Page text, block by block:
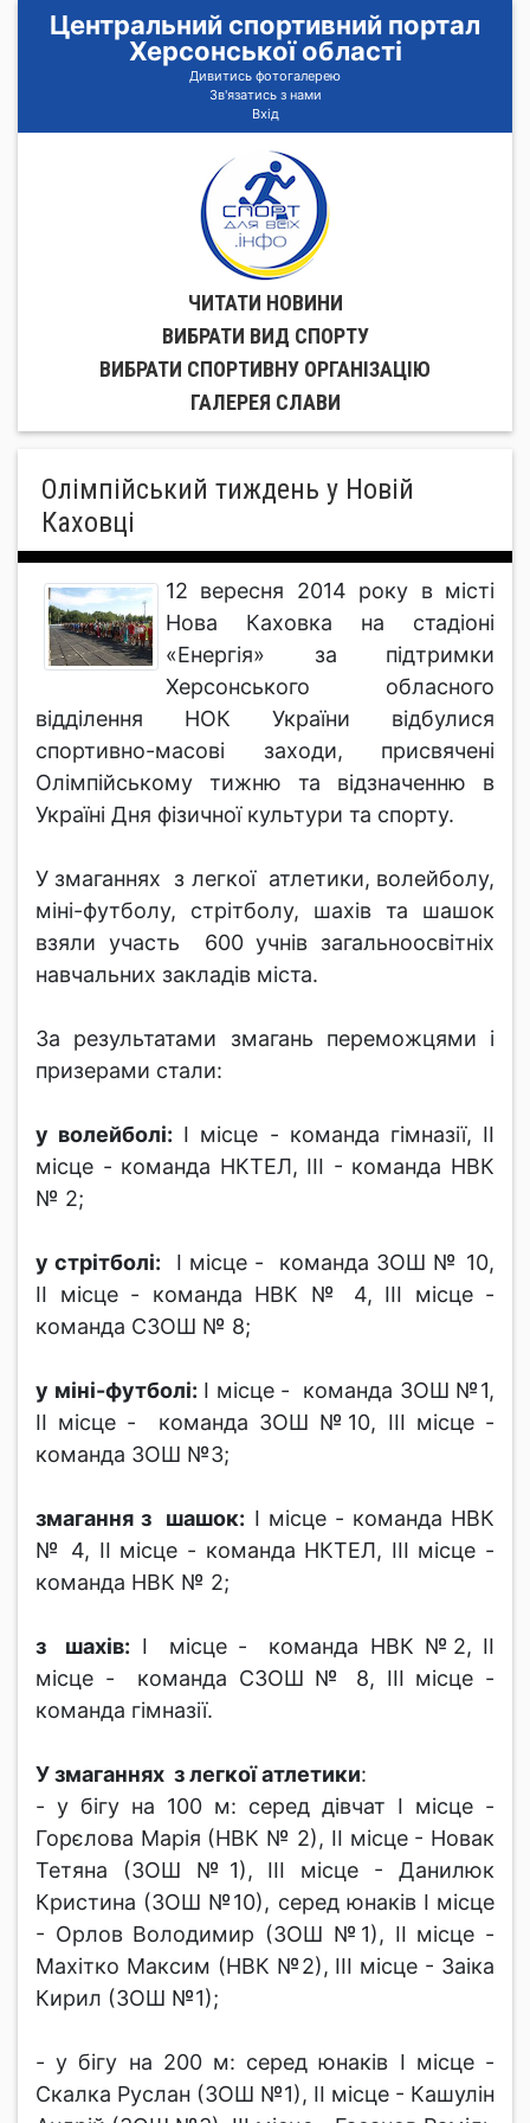
Центральний спортивний портал
Херсонської області
Дивитись фотогалерею
Зв'язатись з нами
Вхід
ЧИТАТИ НОВИНИ
ВИБРАТИ ВИД СПОРТУ
ВИБРАТИ СПОРТИВНУ ОРГАНIЗАЦIЮ
ГАЛЕРЕЯ СЛАВИ
Олімпійський тиждень у Новій
Каховці
12 вересня 2014 року в місті
Нова Каховка на стадіоні
«Енергія» за підтримки
Херсонського обласного
відділення НОК України відбулися
спортивно-масові заходи, присвячені
Олімпійському тижню та відзначенню в
Україні Дня фізичної культури та спорту.
У змаганнях з легкої атлетики, волейболу,
міні-футболу, стрітболу, шахів та шашок
взяли участь 600 учнів загальноосвітніх
навчальних закладів міста.
За результатами змагань переможцями і
призерами стали:
у волейболі: І місце - команда гімназії, ІІ
місце - команда НКТЕЛ, ІІІ - команда НВК
№ 2;
у стрітболі: І місце - команда ЗОШ № 10,
ІІ місце - команда НВК № 4, ІІІ місце -
команда СЗОШ № 8;
у міні-футболі: І місце - команда ЗОШ №1,
ІІ місце - команда ЗОШ №10, ІІІ місце -
команда ЗОШ №3;
змагання з шашок: І місце - команда НВК
№ 4, ІІ місце - команда НКТЕЛ, ІІІ місце -
команда НВК № 2;
з шахів: І місце - команда НВК №2, ІІ
місце - команда СЗОШ № 8, ІІІ місце -
команда гімназії.
У змаганнях з легкої атлетики:
- у бігу на 100 м: серед дівчат І місце -
Горєлова Марія (НВК № 2), ІІ місце - Новак
Тетяна (ЗОШ №1), ІІІ місце - Данилюк
Кристина (ЗОШ №10), серед юнаків І місце
- Орлов Володимир (ЗОШ №1), ІІ місце -
Махітко Максим (НВК №2), ІІІ місце - Заіка
Кирил (ЗОШ №1);
- у бігу на 200 м: серед юнаків І місце -
Скалка Руслан (ЗОШ №1), ІІ місце - Кашулін